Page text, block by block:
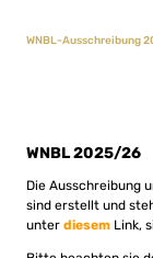
WNBL-Ausschreibung
WNBL 2025/26
Die Ausschreibung
sind erstellt und
unter diesem Link,